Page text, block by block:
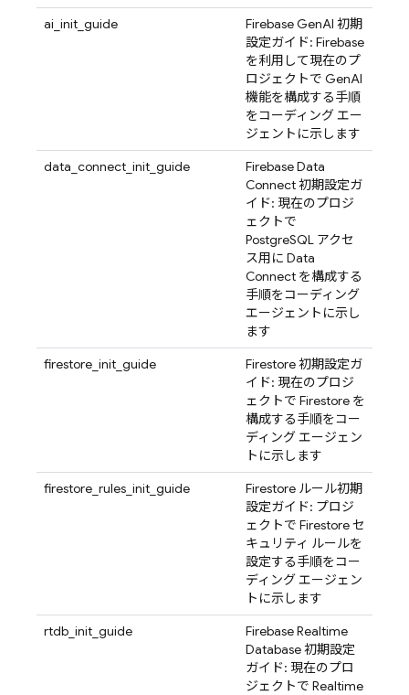
ai_init_guide
Firebase GenAI 初期
設定ガイド: Firebase
を利用して現在のプ
ロジェクトで GenAI
機能を構成する手順
をコーディング エー
ジェントに示します
data_connect_init_guide
Firebase Data
Connect 初期設定ガ
イド: 現在のプロジ
ェクトで
PostgreSQL アクセ
ス用に Data
Connect を構成する
手順をコーディング
エージェントに示し
ます
firestore_init_guide
Firestore 初期設定ガ
イド: 現在のプロジ
ェクトで Firestore を
構成する手順をコー
ディング エージェン
トに示します
firestore_rules_init_guide
Firestore ルール初期
設定ガイド: プロジ
ェクトで Firestore セ
キュリティ ルールを
設定する手順をコー
ディング エージェン
トに示します
rtdb_init_guide
Firebase Realtime
Database 初期設定
ガイド: 現在のプロ
ジェクトで Realtime